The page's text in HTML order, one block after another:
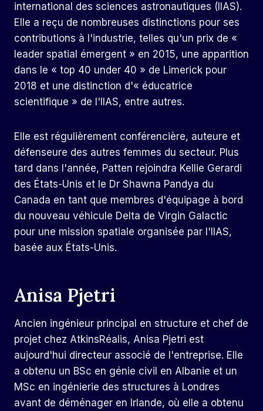
international des sciences astronautiques (IIAS).
Elle a reçu de nombreuses distinctions pour ses
contributions à l'industrie, telles qu'un prix de «
leader spatial émergent » en 2015, une apparition
dans le « top 40 under 40 » de Limerick pour
2018 et une distinction d'« éducatrice
scientifique » de l'IIAS, entre autres.
Elle est régulièrement conférencière, auteure et
défenseure des autres femmes du secteur. Plus
tard dans l'année, Patten rejoindra Kellie Gerardi
des États-Unis et le Dr Shawna Pandya du
Canada en tant que membres d'équipage à bord
du nouveau véhicule Delta de Virgin Galactic
pour une mission spatiale organisée par l'IIAS,
basée aux États-Unis.
Anisa Pjetri
Ancien ingénieur principal en structure et chef de
projet chez AtkinsRéalis, Anisa Pjetri est
aujourd'hui directeur associé de l'entreprise. Elle
a obtenu un BSc en génie civil en Albanie et un
MSc en ingénierie des structures à Londres
avant de déménager en Irlande, où elle a obtenu